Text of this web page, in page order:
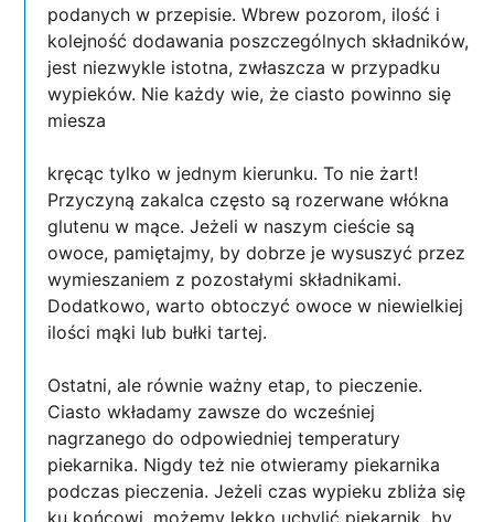
podanych w przepisie. Wbrew pozorom, ilość i
kolejność dodawania poszczególnych składników,
jest niezwykle istotna, zwłaszcza w przypadku
wypieków. Nie każdy wie, że ciasto powinno się
miesza
kręcąc tylko w jednym kierunku. To nie żart!
Przyczyną zakalca często są rozerwane włókna
glutenu w mące. Jeżeli w naszym cieście są
owoce, pamiętajmy, by dobrze je wysuszyć przez
wymieszaniem z pozostałymi składnikami.
Dodatkowo, warto obtoczyć owoce w niewielkiej
ilości mąki lub bułki tartej.
Ostatni, ale równie ważny etap, to pieczenie.
Ciasto wkładamy zawsze do wcześniej
nagrzanego do odpowiedniej temperatury
piekarnika. Nigdy też nie otwieramy piekarnika
podczas pieczenia. Jeżeli czas wypieku zbliża się
ku końcowi, możemy lekko uchylić piekarnik, by